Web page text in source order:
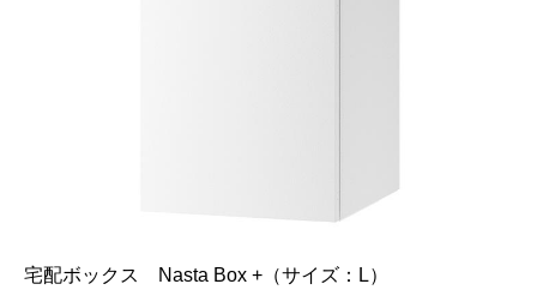
宅配ボックス Nasta Box +（サイズ：L）